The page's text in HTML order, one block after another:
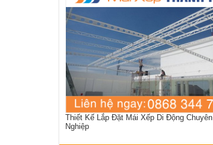
Thiết Kế Lắp Đặt Mái Xếp Di Động Chuyên
Nghiệp